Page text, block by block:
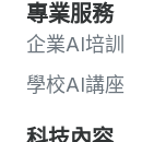
專業服務
企業AI培訓
學校AI講座